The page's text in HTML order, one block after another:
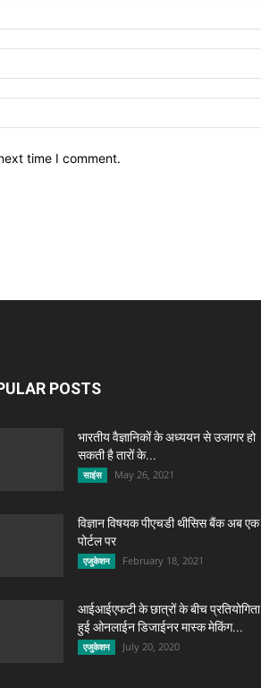
time I comment.
POSTS
भारतीय वैज्ञानिकों के अध्ययन से उजागर हो
सकती है तारों के...
साइंस May 26, 2021
विज्ञान विषयक पीएचडी थीसिस बैंक अब एक
पोर्टल पर
एजुकेशन February 18, 2021
आईआईएफटी के छात्रों के बीच प्रतियोगिता
हुई ओनलाईन डिजाईनर मास्क मेकिंग...
एजुकेशन July 20, 2020